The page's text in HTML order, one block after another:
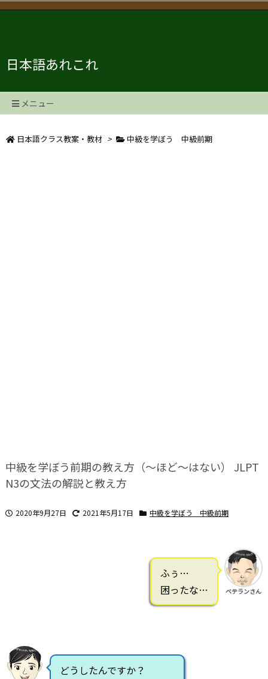
日本語あれこれ
メニュー
日本語クラス教案・教材 > 中級を学ぼう 中級前期
中級を学ぼう前期の教え方（～ほど～はない） JLPT
N3の文法の解説と教え方
2020年9月27日 2021年5月17日 中級を学ぼう 中級前期
ふぅ…
困ったな…
ベテランさん
どうしたんですか？